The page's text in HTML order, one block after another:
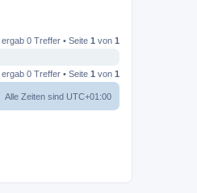
0 Treffer • Seite 1 von 1
0 Treffer • Seite 1 von 1
Alle Zeiten sind UTC+01:00